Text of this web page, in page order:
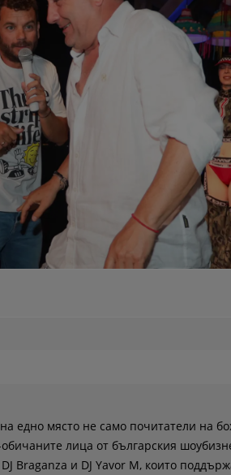
едно място не само почитатели на
лица от българския
Braganza и DJ Yavor M, които